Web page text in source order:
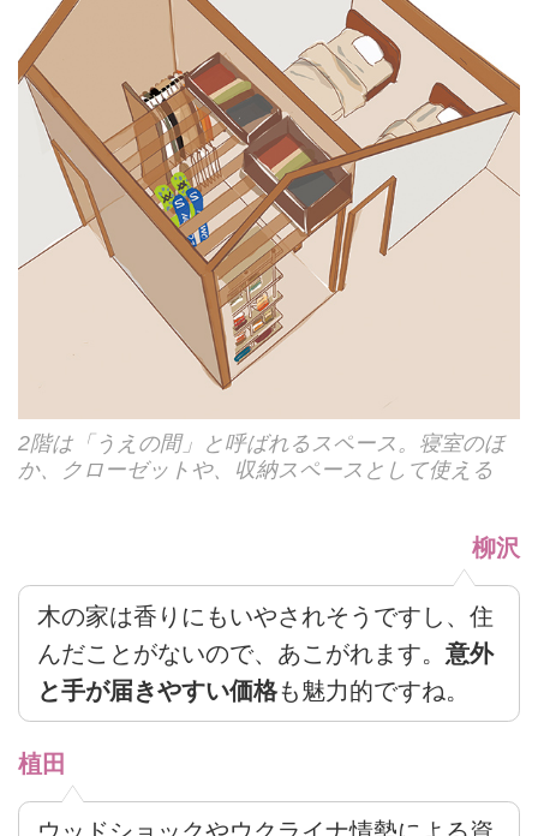
2階は「うえの間」と呼ばれるスペース。寝室のほ
か、クローゼットや、収納スペースとして使える
柳沢
木の家は香りにもいやされそうですし、住
んだことがないので、あこがれます。 意外
と手が届きやすい価格も魅力的ですね。
植田